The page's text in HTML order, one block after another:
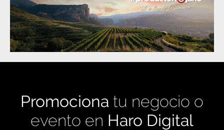
Promociona tu negocio o
evento en Haro Digital